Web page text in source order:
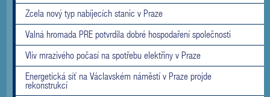
Zcela nový typ nabíjecích stanic v Praze
Valná hromada PRE potvrdila dobré hospodaření společnosti
Vliv mrazivého počasí na spotřebu elektřiny v Praze
Energetická síť na Václavském náměstí v Praze projde
rekonstrukcí